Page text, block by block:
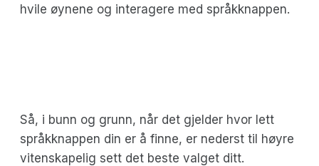
hvile øynene og interagere med språkknappen.
Så, i bunn og grunn, når det gjelder hvor lett
språkknappen din er å finne, er nederst til høyre
vitenskapelig sett det beste valget ditt.